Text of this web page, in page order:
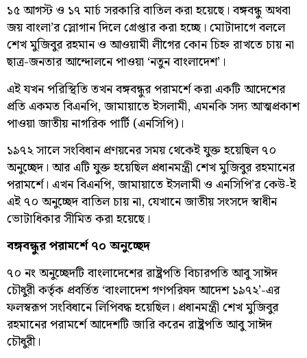
১৫ আগস্ট ও ১৭ মার্চ সরকারি বাতিল করা হয়েছে। বঙ্গবন্ধু অথবা
জয় বাংলা’র স্লোগান দিলে গ্রেপ্তার করা হচ্ছে। মোটাদাগে বললে
শেখ মুজিবুর রহমান ও আওয়ামী লীগের কোন চিহ্ন রাখতে চায় না
ছাত্র-জনতার আন্দোলনে পাওয়া ‘নতুন বাংলাদেশ’।
এই যখন পরিস্থিতি তখন বঙ্গবন্ধুর পরামর্শে করা একটি আদেশের
প্রতি একমত বিএনপি, জামায়াতে ইসলামী, এমনকি সদ্য আত্মপ্রকাশ
পাওয়া জাতীয় নাগরিক পার্টি (এনসিপি)।
১৯৭২ সালে সংবিধান প্রণয়নের সময় থেকেই যুক্ত হয়েছিল ৭০
অনুচ্ছেদ। আর এটি যুক্ত হয়েছিল প্রধানমন্ত্রী শেখ মুজিবুর রহমানের
পরামর্শে। এখন বিএনপি, জামায়াতে ইসলামী ও এনসিপি’র কেউ-ই
এই ৭০ অনুচ্ছেদ বাতিল চায় না, যেখানে জাতীয় সংসদে স্বাধীন
ভোটাধিকার সীমিত করা হয়েছে।
বঙ্গবন্ধুর পরামর্শে ৭০ অনুচ্ছেদ
৭০ নং অনুচ্ছেদটি বাংলাদেশের রাষ্ট্রপতি বিচারপতি আবু সাঈদ
চৌধুরী কর্তৃক প্রবর্তিত ‘বাংলাদেশ গণপরিষদ আদেশ ১৯৭২’-এর
ফলস্বরূপ সংবিধানে লিপিবদ্ধ হয়েছিল। প্রধানমন্ত্রী শেখ মুজিবুর
রহমানের পরামর্শে আদেশটি জারি করেন রাষ্ট্রপতি আবু সাঈদ
চৌধুরী।